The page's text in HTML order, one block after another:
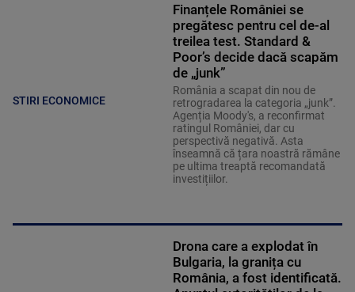
STIRI ECONOMICE
Finanțele României se
pregătesc pentru cel de-al
treilea test. Standard &
Poor’s decide dacă scapăm
de „junk”
România a scapat din nou de
retrogradarea la categoria „junk”.
Agenția Moody's, a reconfirmat
ratingul României, dar cu
perspectivă negativă. Asta
înseamnă că țara noastră rămâne
pe ultima treaptă recomandată
investițiilor.
Drona care a explodat în
Bulgaria, la granița cu
România, a fost identificată.